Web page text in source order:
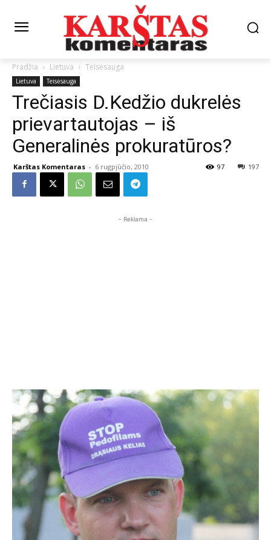
Pradžia Lietuva Teisėsauga
Lietuva Teisėsauga
Trečiasis D.Kedžio dukrelės
prievartautojas – iš
Generalinės prokuratūros?
Karštas Komentaras - 6 rugpjūčio, 2010 197
97
- Reklama -